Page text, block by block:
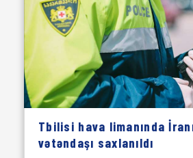
Tbilisi hava limanında
vətəndaşı saxlanıldı